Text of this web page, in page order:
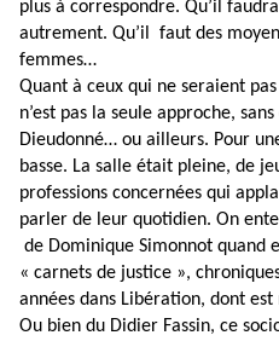
plus à correspondre. Qu’il
autrement. Qu’il faut des
femmes…
Quant à ceux qui ne seraient
n’est pas la seule approche,
Dieudonné… ou ailleurs. Pour
basse. La salle était pleine, de
professions concernées qui
parler de leur quotidien. On
de Dominique Simonnot quand
« carnets de justice »,
années dans Libération, dont
Ou bien du Didier Fassin, ce